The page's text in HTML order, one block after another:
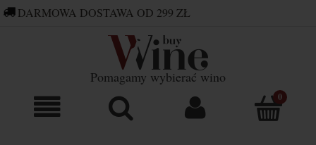
Pomagamy wybierać wino
DARMOWA DOSTAWA OD 299 ZŁ
SKLEP@BUYWINE.PL